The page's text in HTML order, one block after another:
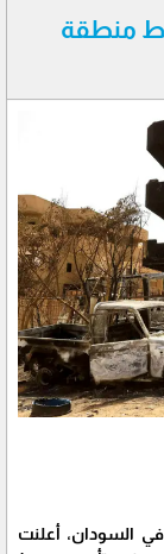
منطقة
السودان، أعلنت